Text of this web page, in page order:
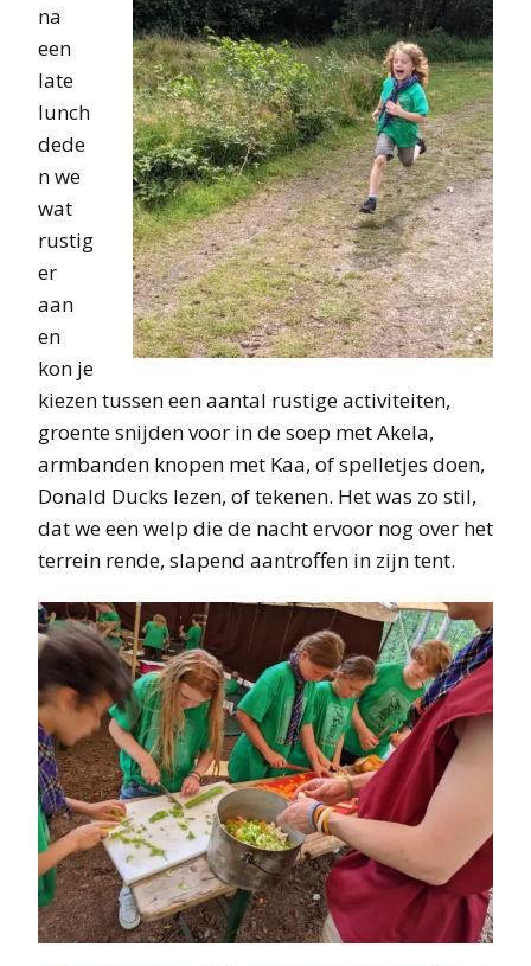
na
een
late
lunch
dede
n we
wat
rustig
er
aan
en
kon je
kiezen tussen een aantal rustige activiteiten,
groente snijden voor in de soep met Akela,
armbanden knopen met Kaa, of spelletjes doen,
Donald Ducks lezen, of tekenen. Het was zo stil,
dat we een welp die de nacht ervoor nog over het
terrein rende, slapend aantroffen in zijn tent.